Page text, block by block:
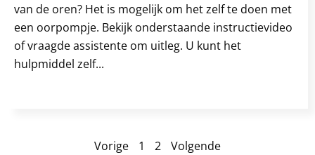
van de oren? Het is mogelijk om het zelf te doen met
een oorpompje. Bekijk onderstaande instructievideo
of vraagde assistente om uitleg. U kunt het
hulpmiddel zelf...
Vorige 1 2 Volgende